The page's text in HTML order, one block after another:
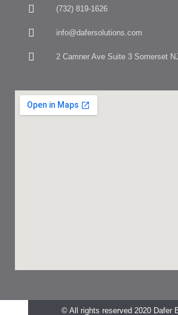
(732) 819-1626
info@dafersolutions.com
2 Camner Ave Suite 3 Somerset
© All rights reserved 2020 Dafer